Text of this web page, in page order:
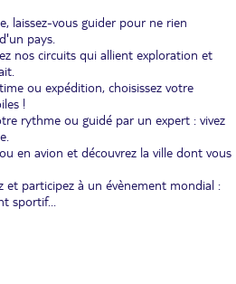
laissez-vous guider pour ne rien
pays.
nos circuits qui allient exploration et
ou expédition, choisissez votre
!
rythme ou guidé par un expert : vivez
en avion et découvrez la ville dont vous
et participez à un évènement mondial :
sportif...